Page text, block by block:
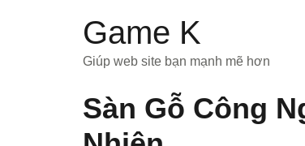
Game K
Giúp web site bạn mạnh mẽ hơn
Sàn Gỗ Công